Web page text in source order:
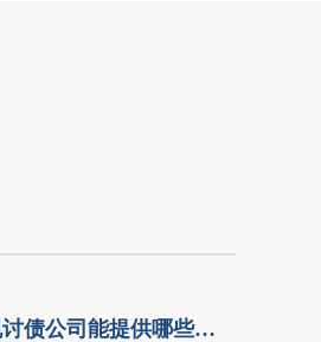
债权人如何讨债？正规讨债公司能提供哪些助力？